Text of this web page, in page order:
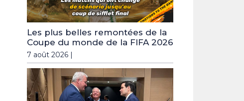
Les plus belles remontées de la
Coupe du monde de la FIFA 2026
7 août 2026 |